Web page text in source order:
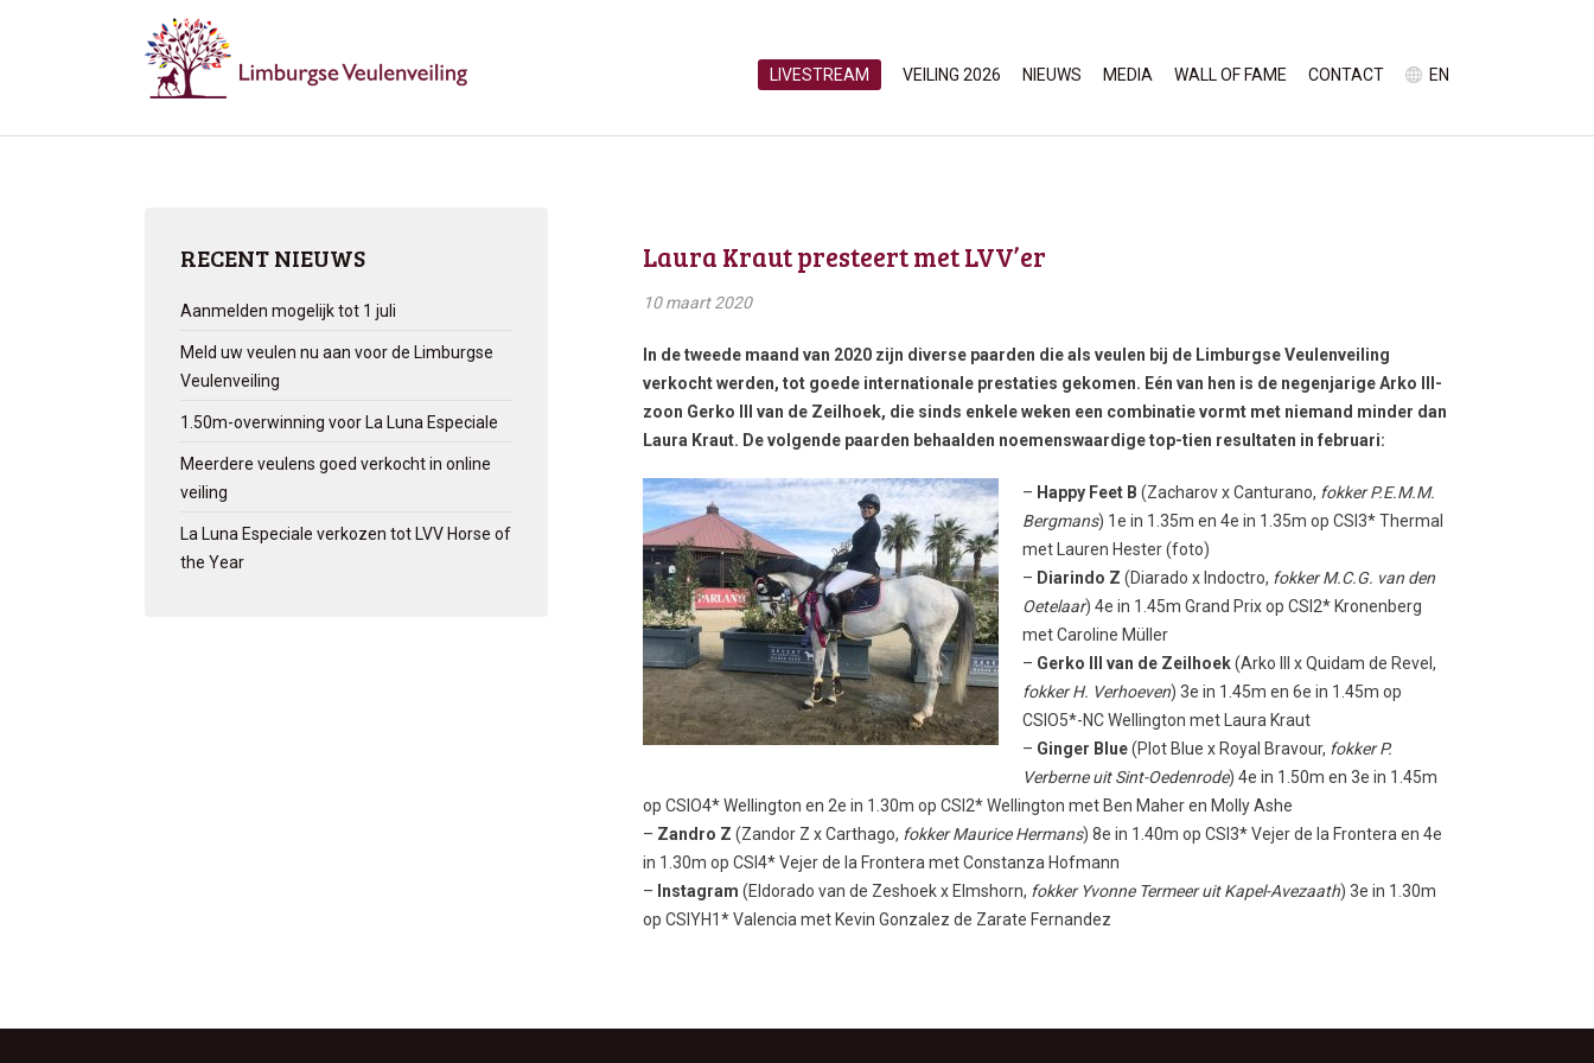
LIVESTREAM VEILING 2026 NIEUWS MEDIA WALL OF FAME CONTACT EN
RECENT NIEUWS
Aanmelden mogelijk tot 1 juli
Meld uw veulen nu aan voor de Limburgse
Veulenveiling
1.50m-overwinning voor La Luna Especiale
Meerdere veulens goed verkocht in online
veiling
La Luna Especiale verkozen tot LVV Horse of
the Year
Laura Kraut presteert met LVV’er
10 maart 2020
In de tweede maand van 2020 zijn diverse paarden die als veulen bij de Limburgse Veulenveiling
verkocht werden, tot goede internationale prestaties gekomen. Eén van hen is de negenjarige Arko III-
zoon Gerko III van de Zeilhoek, die sinds enkele weken een combinatie vormt met niemand minder dan
Laura Kraut. De volgende paarden behaalden noemenswaardige top-tien resultaten in februari:
– Happy Feet B (Zacharov x Canturano, fokker P.E.M.M.
Bergmans) 1e in 1.35m en 4e in 1.35m op CSI3* Thermal
met Lauren Hester (foto)
– Diarindo Z (Diarado x Indoctro, fokker M.C.G. van den
Oetelaar) 4e in 1.45m Grand Prix op CSI2* Kronenberg
met Caroline Müller
– Gerko III van de Zeilhoek(Arko III x Quidam de Revel,
fokker H. Verhoeven) 3e in 1.45m en 6e in 1.45m op
CSIO5*-NC Wellington met Laura Kraut
– Ginger Blue(Plot Blue x Royal Bravour, fokker P.
Verberne uit Sint-Oedenrode) 4e in 1.50m en 3e in 1.45m
op CSIO4* Wellington en 2e in 1.30m op CSI2* Wellington met Ben Maher en Molly Ashe
– Zandro Z (Zandor Z x Carthago, fokker Maurice Hermans) 8e in 1.40m op CSI3* Vejer de la Frontera en 4e
in 1.30m op CSI4* Vejer de la Frontera met Constanza Hofmann
– Instagram (Eldorado van de Zeshoek x Elmshorn, fokker Yvonne Termeer uit Kapel-Avezaath) 3e in 1.30m
op CSIYH1* Valencia met Kevin Gonzalez de Zarate Fernandez